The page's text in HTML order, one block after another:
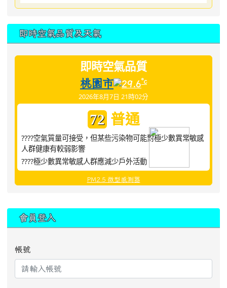
即時空氣品質及天氣
即時空氣品質
桃園市 29.6°c
2026年8月7日 21時02分
72 普通
????空氣質量可接受，但某些污染物可能對極少數異常敏感
人群健康有較弱影響
????極少數異常敏感人群應減少戶外活動
PM2.5 微型感測器
會員登入
帳號